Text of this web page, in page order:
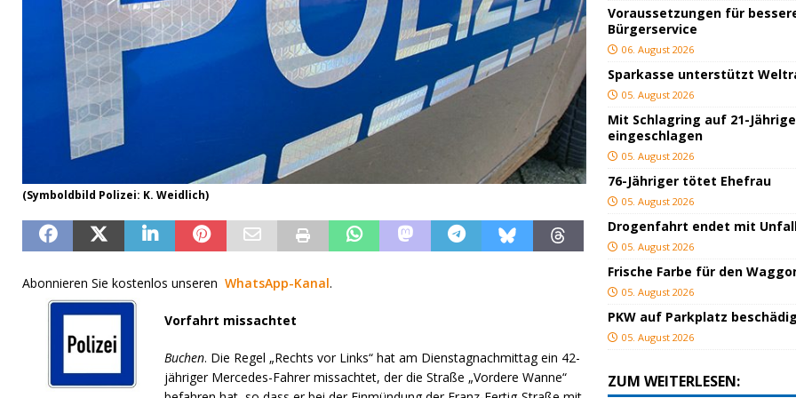
(Symboldbild Polizei: K. Weidlich)
Abonnieren Sie kostenlos unseren WhatsApp-Kanal.
Vorfahrt missachtet
Buchen. Die Regel „Rechts vor Links“ hat am Dienstagnachmittag ein 42-
jähriger Mercedes-Fahrer missachtet, der die Straße „Vordere Wanne“
Voraussetzungen für
Bürgerservice
06. August 2026
Sparkasse unterstützt
05. August 2026
Mit Schlagring auf 21-
eingeschlagen
05. August 2026
76-Jähriger tötet Ehefrau
05. August 2026
Drogenfahrt endet mit
05. August 2026
Frische Farbe für den
05. August 2026
PKW auf Parkplatz
05. August 2026
ZUM WEITERLESEN: